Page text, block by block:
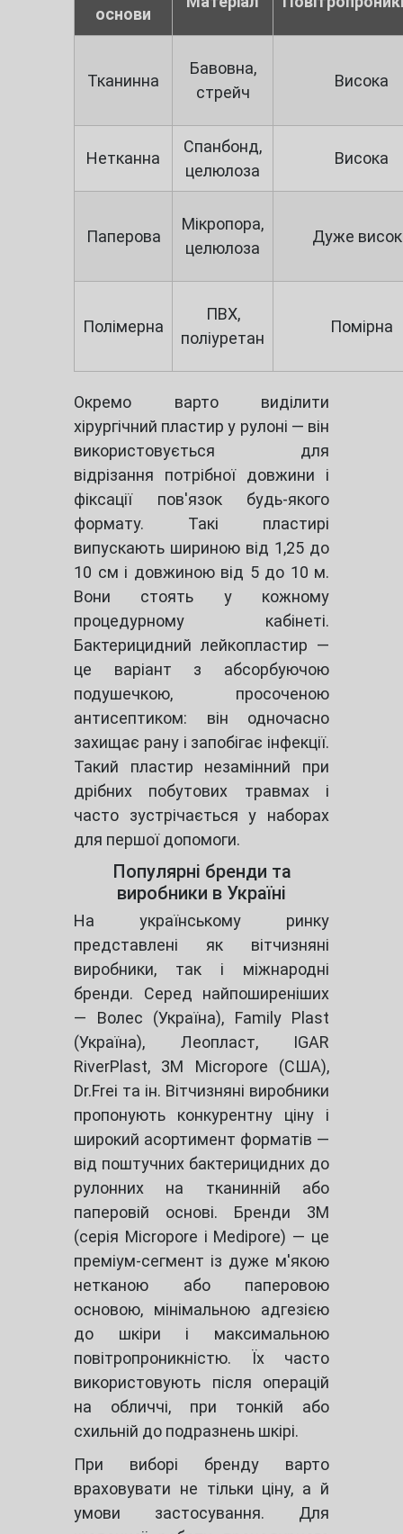
основи
Тканинна
Бавовна,
стрейч
Висока
Нетканна
Спанбонд,
целюлоза
Висока
Паперова
Мікропора,
целюлоза
Дуже
Полімерна
ПВХ,
поліуретан
Помірна
Окремо варто виділити
хірургічний пластир у рулоні — він
використовується для
відрізання потрібної довжини і
фіксації пов'язок будь-якого
формату. Такі пластирі
випускають шириною від 1,25 до
10 см і довжиною від 5 до 10 м.
Вони стоять у кожному
процедурному кабінеті.
Бактерицидний лейкопластир —
це варіант з абсорбуючою
подушечкою, просоченою
антисептиком: він одночасно
захищає рану і запобігає інфекції.
Такий пластир незамінний при
дрібних побутових травмах і
часто зустрічається у наборах
для першої допомоги.
Популярні бренди та
виробники в Україні
На українському ринку
представлені як вітчизняні
виробники, так і міжнародні
бренди. Серед найпоширеніших
— Волес (Україна), Family Plast
(Україна), Леопласт, IGAR
RiverPlast, 3M Micropore (США),
Dr.Frei та ін. Вітчизняні виробники
пропонують конкурентну ціну і
широкий асортимент форматів —
від поштучних бактерицидних до
рулонних на тканинній або
паперовій основі. Бренди 3M
(серія Micropore і Medipore) — це
преміум-сегмент із дуже м'якою
нетканою або паперовою
основою, мінімальною адгезією
до шкіри і максимальною
повітропроникністю. Їх часто
використовують після операцій
на обличчі, при тонкій або
схильній до подразнень шкірі.
При виборі бренду варто
враховувати не тільки ціну, а й
умови застосування. Для